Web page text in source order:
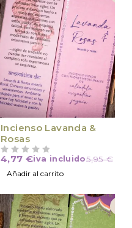
Incienso Lavanda &
Rosas
5,95€
4,77 €iva incluido
Añadir al carrito